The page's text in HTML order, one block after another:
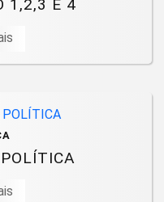
1,2,3 E 4